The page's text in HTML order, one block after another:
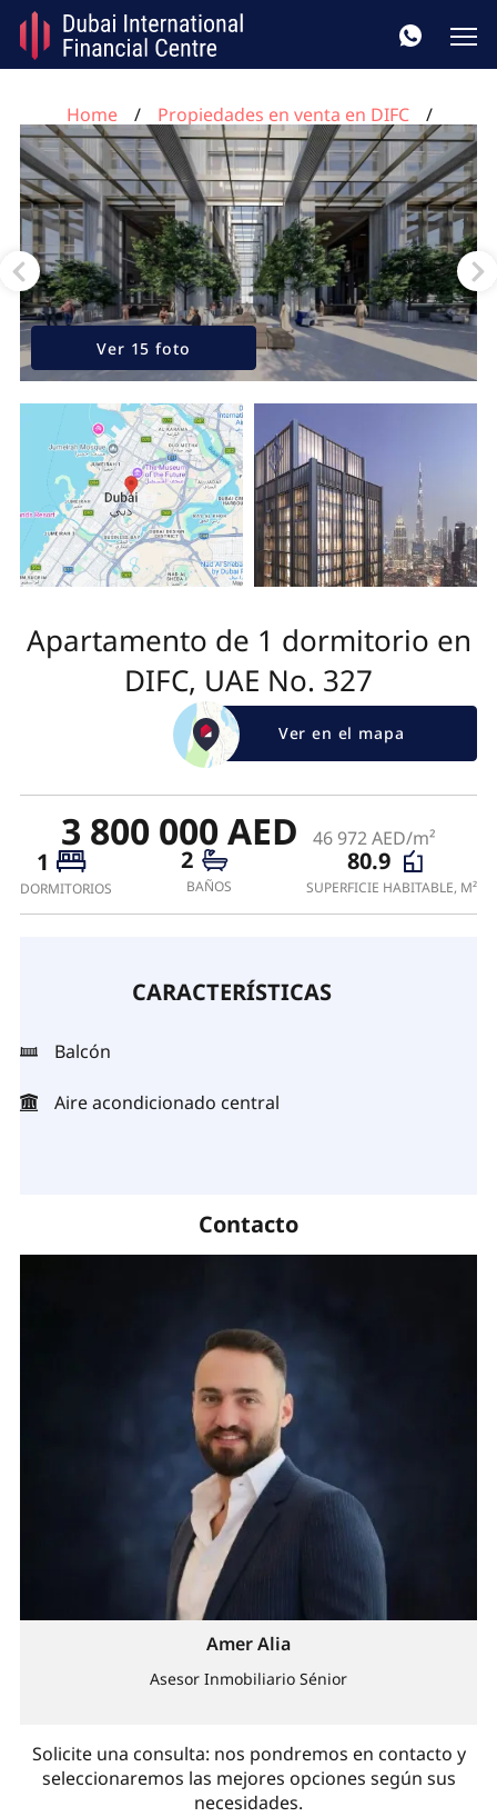
Home
Propiedades en venta en DIFC
Apartamento de 1 dormitorio en DIFC, UAE No. 327
Ver 15 foto
Apartamento de 1 dormitorio en
DIFC, UAE No. 327
Ver en el mapa
3 800 000 AED 46 972 AED/m²
1
DORMITORIOS
2
BAÑOS
80.9
SUPERFICIE HABITABLE, M²
CARACTERÍSTICAS
Balcón
Aire acondicionado central
Contacto
Solicite una consulta: nos pondremos en contacto y
seleccionaremos las mejores opciones según sus
necesidades.
Amer Alia
Asesor Inmobiliario Sénior